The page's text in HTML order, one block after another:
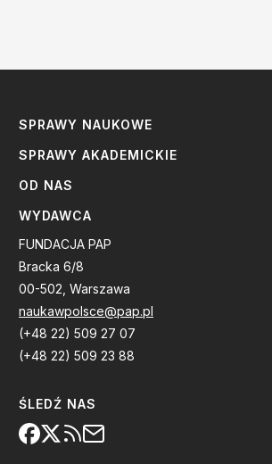
SPRAWY NAUKOWE
SPRAWY AKADEMICKIE
OD NAS
WYDAWCA
FUNDACJA PAP
Bracka 6/8
00-502, Warszawa
naukawpolsce@pap.pl
(+48 22) 509 27 07
(+48 22) 509 23 88
ŚLEDŹ NAS